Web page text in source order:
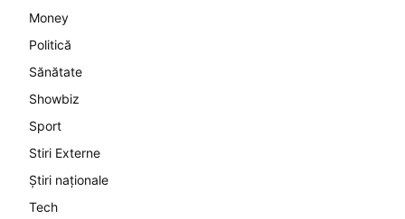
Money
Politică
Sănătate
Showbiz
Sport
Stiri Externe
Știri naționale
Tech